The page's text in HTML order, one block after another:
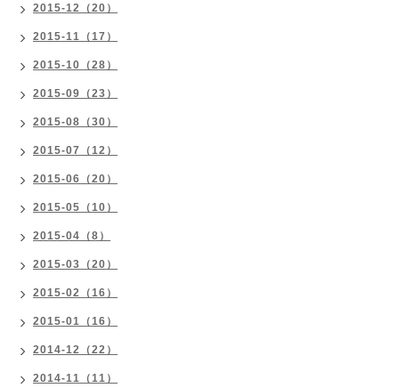
2015-12（20）
2015-11（17）
2015-10（28）
2015-09（23）
2015-08（30）
2015-07（12）
2015-06（20）
2015-05（10）
2015-04（8）
2015-03（20）
2015-02（16）
2015-01（16）
2014-12（22）
2014-11（11）